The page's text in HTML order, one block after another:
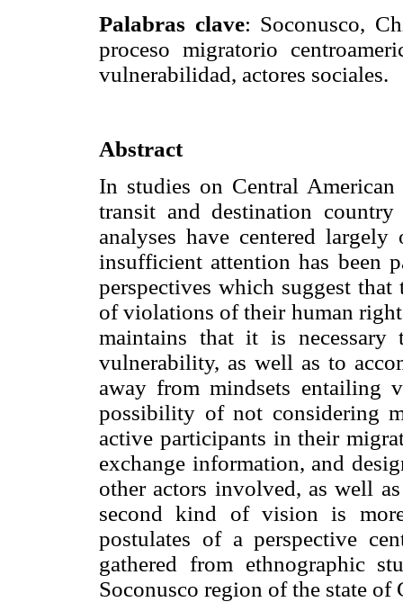
Palabras clave: Soconusco,
proceso migratorio
vulnerabilidad, actores sociales.
Abstract
In studies on Central
transit and destination
analyses have centered
insufficient attention has been
perspectives which suggest
of violations of their human
maintains that it is
vulnerability, as well as to
away from mindsets entailing
possibility of not considering
active participants in their
exchange information, and
other actors involved, as well
second kind of vision is
postulates of a perspective
gathered from ethnographic
Soconusco region of the state of